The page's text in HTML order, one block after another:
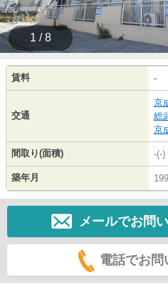
1 / 8
賃料 -
交通
京
総
京
間取り(面積) -(-)
築年月
メールでお問
電話でお問